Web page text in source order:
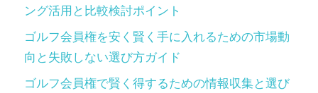
ング活用と比較検討ポイント
ゴルフ会員権を安く賢く手に入れるための市場動
向と失敗しない選び方ガイド
ゴルフ会員権で賢く得するための情報収集と選び